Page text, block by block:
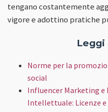
tengano costantemente
vigore e adottino pratiche
Leggi
Norme per la
social
Influencer Marketing
Intellettuale: Licenze e